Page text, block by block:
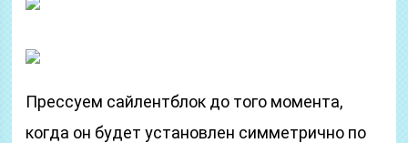
Прессуем сайлентблок до того момента,
когда он будет установлен симметрично по